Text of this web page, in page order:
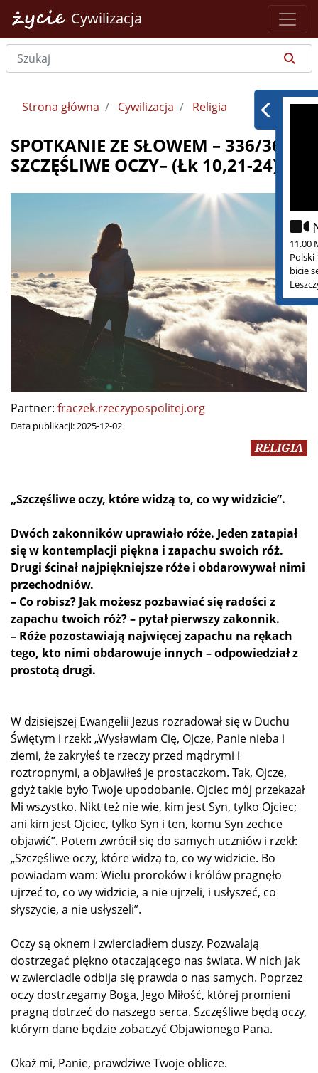
Cywilizacja
11.00
Polski
bicie
Strona główna Cywilizacja Religia
SPOTKANIE ZE SŁOWEM – 336/365 –
SZCZĘŚLIWE OCZY– (Łk 10,21-24)
Partner: fraczek.rzeczypospolitej.org
Data publikacji: 2025-12-02
RELIGIA
„Szczęśliwe oczy, które widzą to, co wy widzicie”.
Dwóch zakonników uprawiało róże. Jeden zatapiał
się w kontemplacji piękna i zapachu swoich róż.
Drugi ścinał najpiękniejsze róże i obdarowywał nimi
przechodniów.
– Co robisz? Jak możesz pozbawiać się radości z
zapachu twoich róż? – pytał pierwszy zakonnik.
– Róże pozostawiają najwięcej zapachu na rękach
tego, kto nimi obdarowuje innych – odpowiedział z
prostotą drugi.
W dzisiejszej Ewangelii Jezus rozradował się w Duchu
Świętym i rzekł: „Wysławiam Cię, Ojcze, Panie nieba i
ziemi, że zakryłeś te rzeczy przed mądrymi i
roztropnymi, a objawiłeś je prostaczkom. Tak, Ojcze,
gdyż takie było Twoje upodobanie. Ojciec mój przekazał
Mi wszystko. Nikt też nie wie, kim jest Syn, tylko Ojciec;
ani kim jest Ojciec, tylko Syn i ten, komu Syn zechce
objawić”. Potem zwrócił się do samych uczniów i rzekł:
„Szczęśliwe oczy, które widzą to, co wy widzicie. Bo
powiadam wam: Wielu proroków i królów pragnęło
ujrzeć to, co wy widzicie, a nie ujrzeli, i usłyszeć, co
słyszycie, a nie usłyszeli”.
Oczy są oknem i zwierciadłem duszy. Pozwalają
dostrzegać piękno otaczającego nas świata. W nich jak
w zwierciadle odbija się prawda o nas samych. Poprzez
oczy dostrzegamy Boga, Jego Miłość, której promieni
pragną dotrzeć do naszego serca. Szczęśliwe będą oczy,
którym dane będzie zobaczyć Objawionego Pana.
Okaż mi, Panie, prawdziwe Twoje oblicze.